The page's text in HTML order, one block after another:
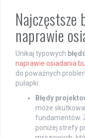
Najczęstsze
naprawie
Unikaj typowych
naprawie osiadania
do poważnych
pułapki:
Błędy
może
fundamentów.
poniżej strefy